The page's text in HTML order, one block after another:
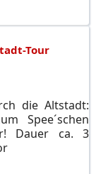
Tour
die Altstadt:
Spee´schen
Dauer ca. 3